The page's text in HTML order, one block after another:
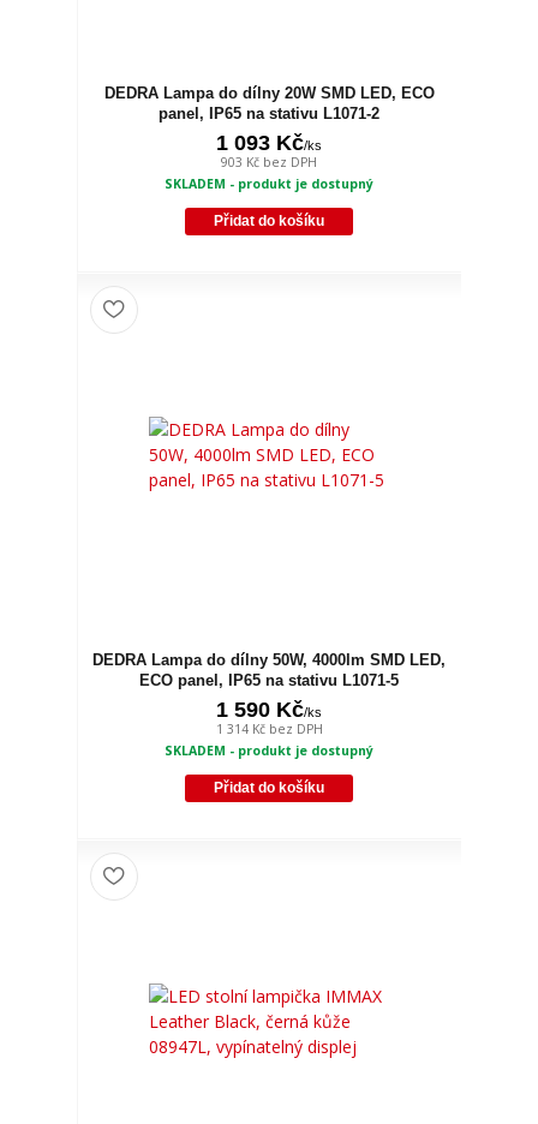
DEDRA Lampa do dílny 20W SMD LED, ECO
panel, IP65 na stativu L1071-2
1 093 Kč/ks
903 Kč bez DPH
SKLADEM - produkt je dostupný
Přidat do košíku
DEDRA Lampa do dílny 50W, 4000lm SMD LED,
ECO panel, IP65 na stativu L1071-5
1 590 Kč/ks
1 314 Kč bez DPH
SKLADEM - produkt je dostupný
Přidat do košíku